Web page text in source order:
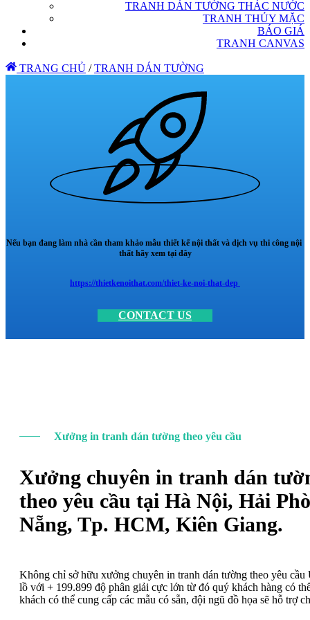
TRANH DÁN TƯỜNG THÁC NƯỚC
TRANH THỦY MẶC
BÁO GIÁ
TRANH CANVAS
TRANG CHỦ / TRANH DÁN TƯỜNG
Nếu bạn đang làm nhà cần tham khảo mẫu thiết kế nội thất và dịch vụ thi công nội
thất hãy xem tại đây
https://thietkenoithat.com/thiet-ke-noi-that-dep
CONTACT US
Xưởng in tranh dán tường theo yêu cầu
Xưởng chuyên in tranh dán
theo yêu cầu tại Hà Nội, Hải
Nẵng, Tp. HCM, Kiên Giang.
Không chỉ sở hữu xưởng chuyên in tranh dán tường theo yêu
lồ với + 199.899 độ phân giải cực lớn từ đó quý khách hàng có
khách có thể cung cấp các mẫu có sẵn, đội ngũ đồ họa sẽ hỗ trợ